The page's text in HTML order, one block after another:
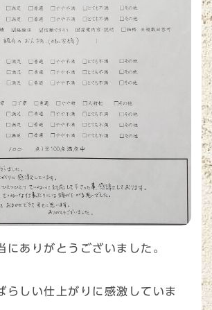
にありがとうございました。
らしい仕上がりに感激していま